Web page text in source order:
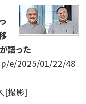
語った
e/2025/01/22/48
[撮影]